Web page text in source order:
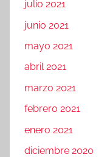
julio 2021
junio 2021
mayo 2021
abril 2021
marzo 2021
febrero 2021
enero 2021
diciembre 2020